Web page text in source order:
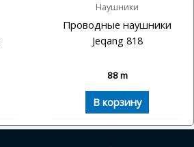
Наушники
Проводные наушники
Jeqang 818
88m
В корзину